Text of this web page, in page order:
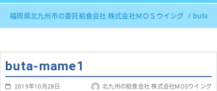
福岡県北九州市の委託給食会社 株式会社ＭＯＳウイング buta-
buta-mame1
2019年10月28日 北九州の給食会社 株式会社MOSウイング